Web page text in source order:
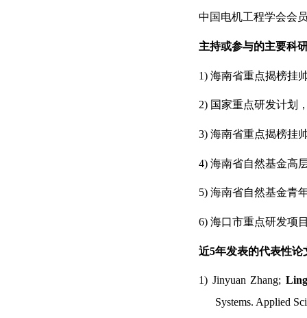
中国电机工程学会会
主持或参与的主要科
1) 海南省重点揭榜挂
2) 国家重点研发计划
3) 海南省重点揭榜挂
4) 海南省自然基金高
5) 海南省自然基金青
6) 海口市重点研发项
近5年发表的代表性论
1) Jinyuan Zhang;
Systems. Applied